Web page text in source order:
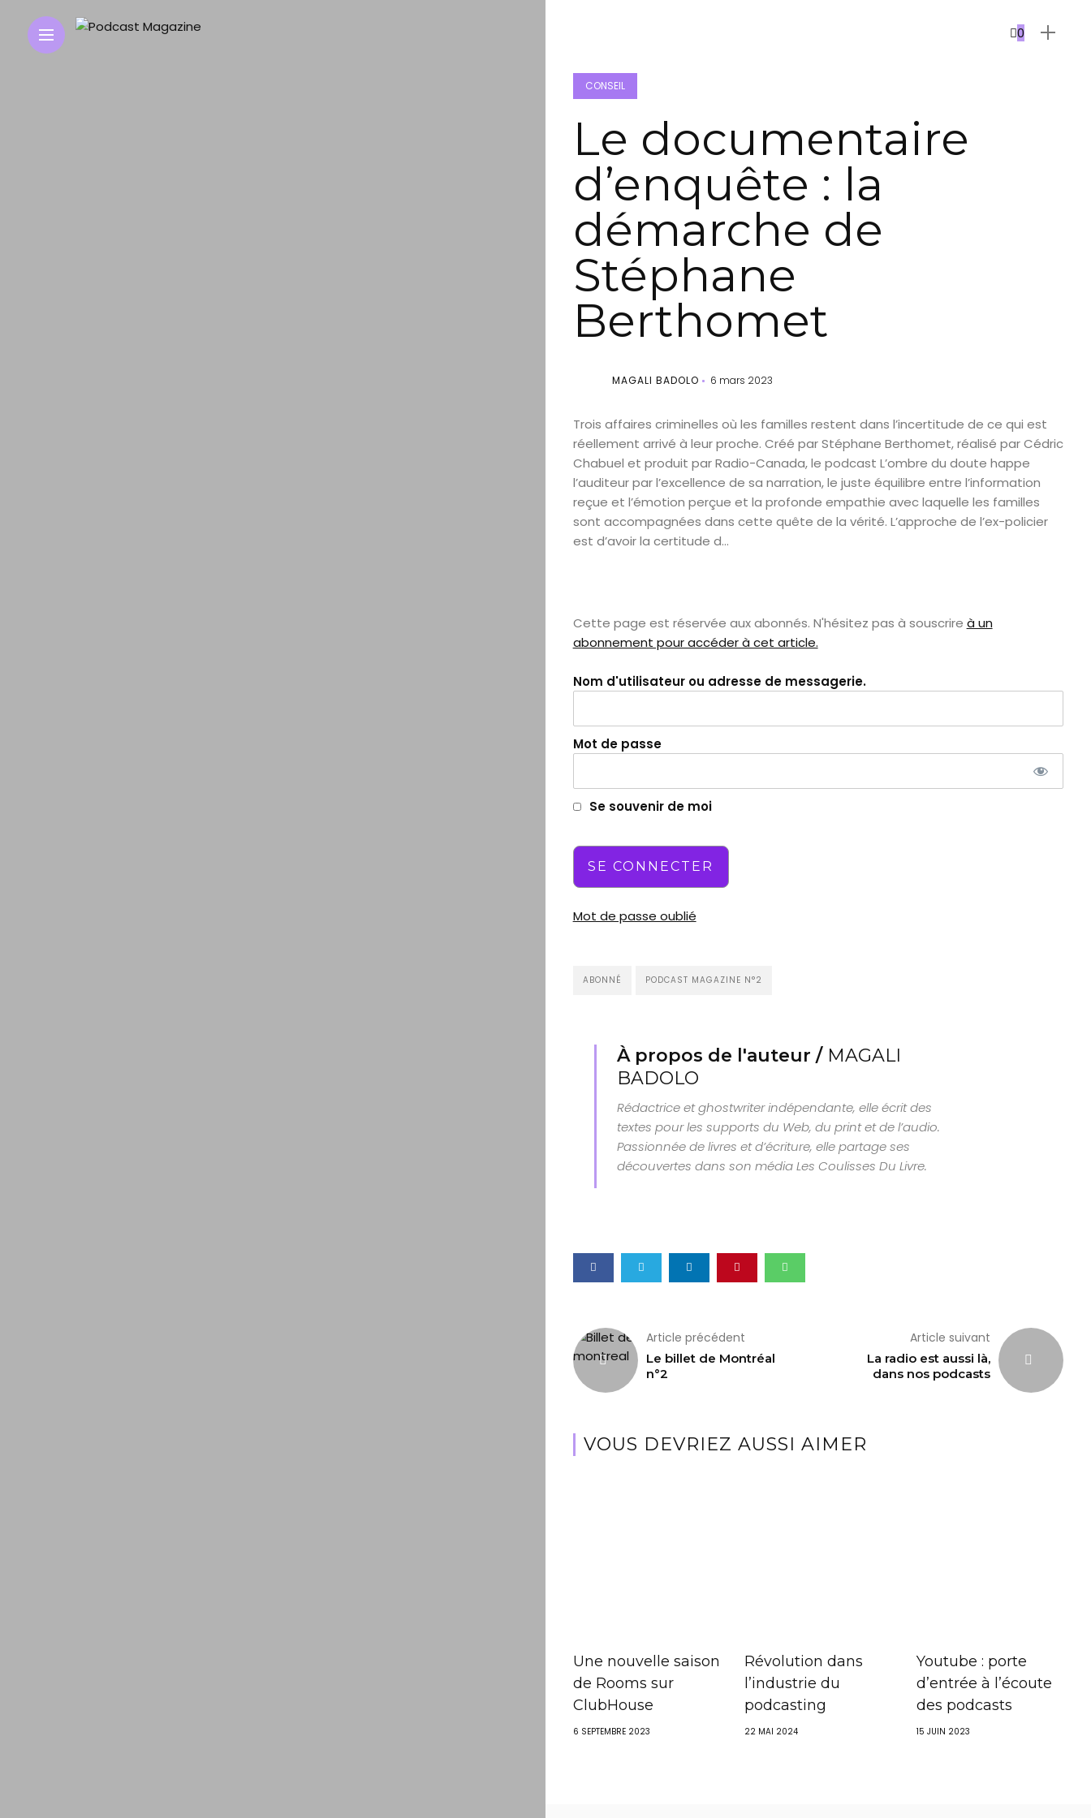
0
CONSEIL
Le documentaire
d’enquête : la
démarche de
Stéphane
Berthomet
MAGALI BADOLO 6 mars 2023
Trois affaires criminelles où les familles restent dans l’incertitude de ce qui est
réellement arrivé à leur proche. Créé par Stéphane Berthomet, réalisé par Cédric
Chabuel et produit par Radio-Canada, le podcast L’ombre du doute happe
l’auditeur par l’excellence de sa narration, le juste équilibre entre l’information
reçue et l’émotion perçue et la profonde empathie avec laquelle les familles
sont accompagnées dans cette quête de la vérité. L’approche de l’ex-policier
est d’avoir la certitude d...
Cette page est réservée aux abonnés. N'hésitez pas à souscrire à un
abonnement pour accéder à cet article.
Nom d'utilisateur ou adresse de messagerie.
Mot de passe
Se souvenir de moi
Mot de passe oublié
ABONNÉ PODCAST MAGAZINE N°2
À propos de l'auteur / MAGALI
BADOLO
Rédactrice et ghostwriter indépendante, elle écrit des
textes pour les supports du Web, du print et de l’audio.
Passionnée de livres et d’écriture, elle partage ses
découvertes dans son média Les Coulisses Du Livre.
Article précédent
Le billet de Montréal
n°2
Article suivant
La radio est aussi là,
dans nos podcasts
VOUS DEVRIEZ AUSSI AIMER
Une nouvelle saison
de Rooms sur
ClubHouse
6 SEPTEMBRE 2023
Révolution dans
l’industrie du
podcasting
22 MAI 2024
Youtube : porte
d’entrée à l’écoute
des podcasts
15 JUIN 2023